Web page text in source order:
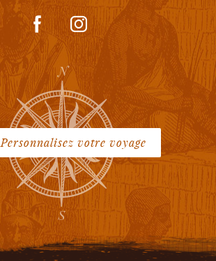
Personnalisez votre voyage